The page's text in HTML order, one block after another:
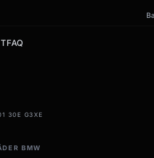
FAQ
30E G3XE
BMW